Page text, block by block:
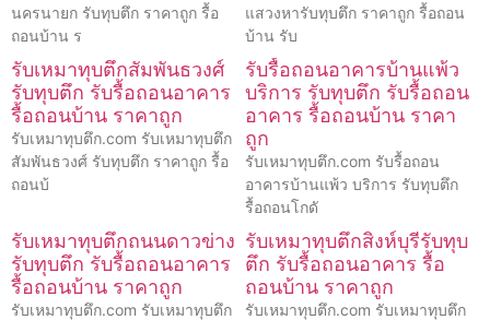
นครนายก รับทุบตึก ราคาถูก รื้อ
ถอนบ้าน ร
แสวงหารับทุบตึก ราคาถูก รื้อถอน
บ้าน รับ
รับเหมาทุบตึกสัมพันธวงศ์
รับทุบตึก รับรื้อถอนอาคาร
รื้อถอนบ้าน ราคาถูก
รับเหมาทุบตึก.com รับเหมาทุบตึก
สัมพันธวงศ์ รับทุบตึก ราคาถูก รื้อ
ถอนบ้
รับรื้อถอนอาคารบ้านแพ้ว
บริการ รับทุบตึก รับรื้อถอน
อาคาร รื้อถอนบ้าน ราคา
ถูก
รับเหมาทุบตึก.com รับรื้อถอน
อาคารบ้านแพ้ว บริการ รับทุบตึก
รื้อถอนโกดั
รับเหมาทุบตึกถนนดาวข่าง
รับทุบตึก รับรื้อถอนอาคาร
รื้อถอนบ้าน ราคาถูก
รับเหมาทุบตึก.com รับเหมาทุบตึก
รับเหมาทุบตึกสิงห์บุรีรับทุบ
ตึก รับรื้อถอนอาคาร รื้อ
ถอนบ้าน ราคาถูก
รับเหมาทุบตึก.com รับเหมาทุบตึก